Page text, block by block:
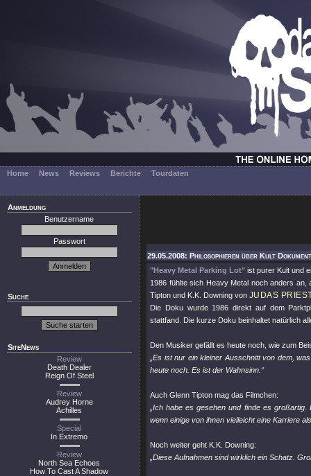
Home News Reviews Berichte Tourdaten
Anmeldung
Benutzername
Passwort
Suche
SiteNews
Review
Death Dealer
Reign Of Steel
Review
Audrey Horne
Achilles
Special
In Extremo
Review
North Sea Echoes
How To Cast A Shadow
29.05.2008: Philosophieren über Kult
"Heavy Metal Parking Lot" ist purer Kult und
1986 fühlte sich Heavy Metal noch anders
Tipton und K.K. Downing von JUDAS
Die Doku wurde 1986 direkt auf dem
stattfand. Die kurze Doku beinhaltet natürlich
Den Musiker gefällt es heute noch, wie zum
„Es ist nur ein kleiner Ausschnitt von dem,
heute noch. Es ist der Wahnsinn.“
Auch Glenn Tipton mag das Filmchen:
„Ich habe es gesehen und finde es
wenn einige von ihnen vielleicht eine Karriere
Noch weiter geht K.K. Downing:
„Diese Aufnahmen sind wirklich ein Schatz.